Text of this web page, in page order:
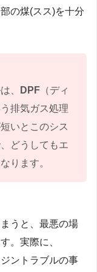
の煤(スス)を十分
、 DPF （ディ
排気ガス処理
いとこのシス
どうしてもエ
ります。
うと、最悪の場
。実際に、
ントラブルの事